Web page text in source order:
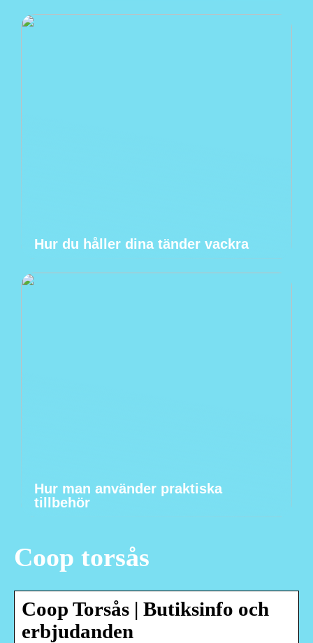
Hur du håller dina tänder vackra
Hur man använder praktiska
tillbehör
Coop torsås
Coop Torsås | Butiksinfo och
erbjudanden